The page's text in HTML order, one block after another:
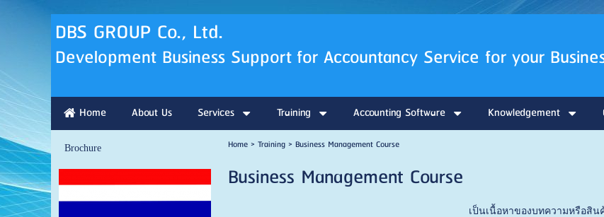
DBS GROUP Co.,
Development Business Support for Accountancy Service for your
Home About Us Services Training Accounting Software Knowledgement
Brochure Home> Training> Business Management Course
Business Management Course
เป็นเนื้อหาของบทความหรือสิน